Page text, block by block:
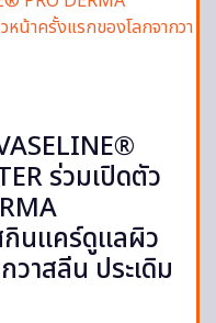
ร่วมเปิดตัว
กินแคร์ดูแลผิว
วาสลีน ประเดิม